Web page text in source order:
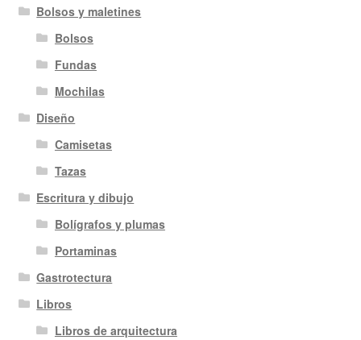
Bolsos y maletines
Bolsos
Fundas
Mochilas
Diseño
Camisetas
Tazas
Escritura y dibujo
Bolígrafos y plumas
Portaminas
Gastrotectura
Libros
Libros de arquitectura